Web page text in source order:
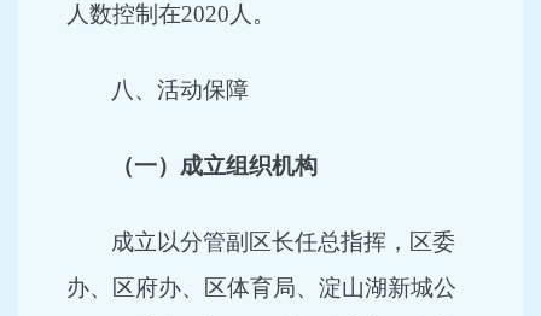
人数控制在2020人。
八、活动保障
（一）成立组织机构
成立以分管副区长任总指挥，区委
办、区府办、区体育局、淀山湖新城公